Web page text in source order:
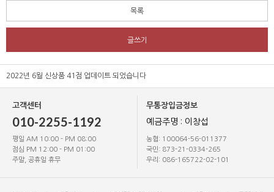
목록
글쓰기
2022년 6월 신상품 41점 업데이트 되었습니다
고객센터
010-2255-1192
평일 AM 10:00 - PM 08:00
점심 PM 12:00 - PM 01:00
주말, 공휴일 휴무
무통장입금정보
예금주명 : 이창섭
농협: 100064-56-011377
국민: 873-21-0334-265
우리: 086-165722-02-101